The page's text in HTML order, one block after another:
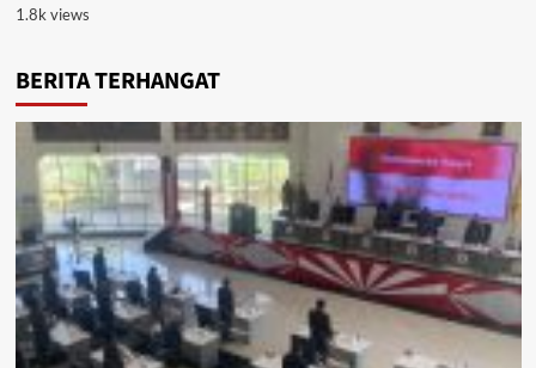
1.8k views
BERITA TERHANGAT